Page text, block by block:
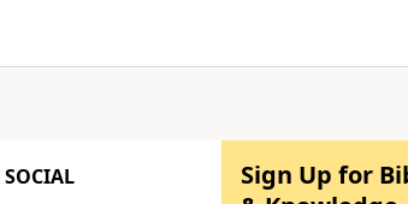
SOCIAL
Sign Up for